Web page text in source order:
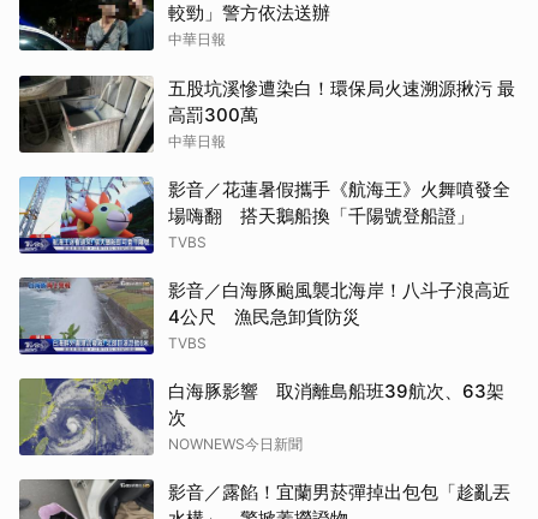
較勁」警方依法送辦
中華日報
五股坑溪慘遭染白！環保局火速溯源揪污 最
高罰300萬
中華日報
影音／花蓮暑假攜手《航海王》火舞噴發全
場嗨翻 搭天鵝船換「千陽號登船證」
TVBS
影音／白海豚颱風襲北海岸！八斗子浪高近
4公尺 漁民急卸貨防災
TVBS
白海豚影響 取消離島船班39航次、63架
次
NOWNEWS今日新聞
影音／露餡！宜蘭男菸彈掉出包包「趁亂丟